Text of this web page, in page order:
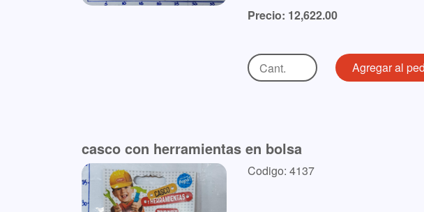
Precio: 12,622.00
casco con herramientas en bolsa
Codigo: 4137